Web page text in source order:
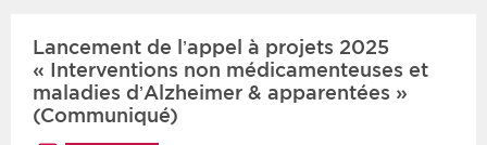
Lancement de l’appel à projets 2025
« Interventions non médicamenteuses et
maladies d’Alzheimer & apparentées »
(Communiqué)